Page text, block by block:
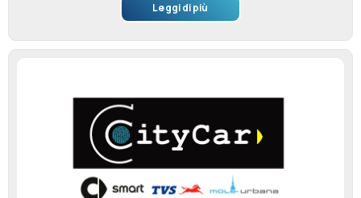
Leggi di più